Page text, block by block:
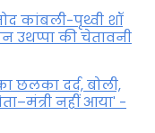
कांबली-पृथ्वी शॉ
उथप्पा की चेतावनी
छलका दर्द, बोली,
नहीं आया' -